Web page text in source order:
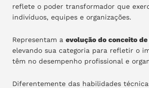
reflete o poder transformador que
indivíduos, equipes e organizações.
Representam a evolução do conceito de
elevando sua categoria para refletir o
têm no desempenho profissional e
Diferentemente das habilidades